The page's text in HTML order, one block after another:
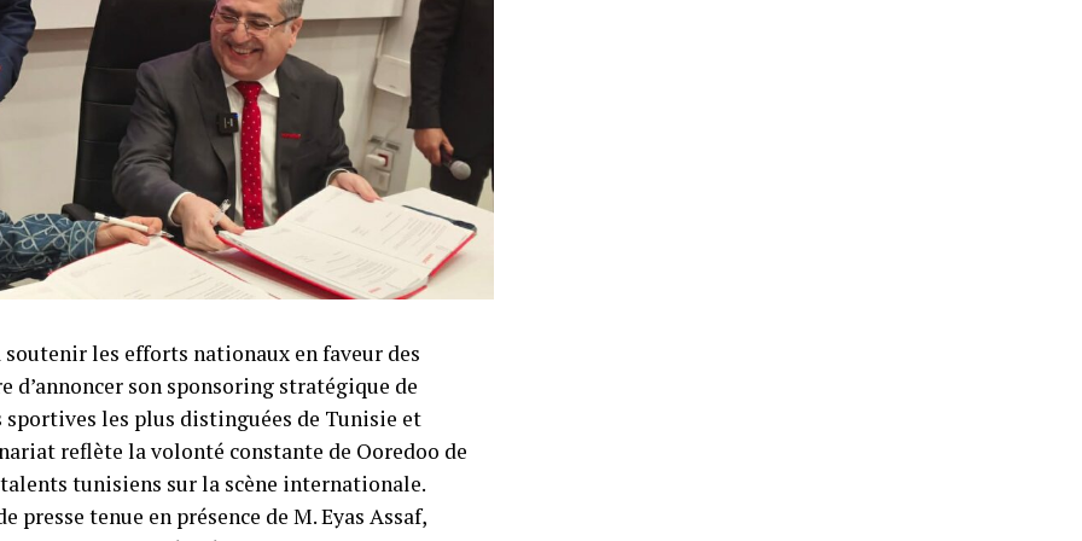
les efforts nationaux en faveur des
son sponsoring stratégique de
sportives les plus distinguées de Tunisie et
reflète la volonté constante de Ooredoo de
tunisiens sur la scène internationale.
presse tenue en présence de M. Eyas Assaf,